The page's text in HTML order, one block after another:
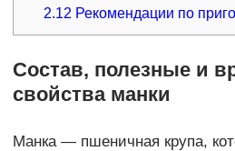
2.12 Рекомендации по
Состав, полезные и
свойства манки
Манка — пшеничная крупа,